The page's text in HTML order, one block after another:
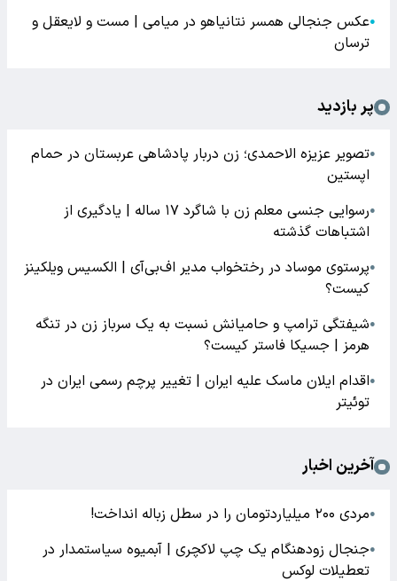
●عکس جنجالی همسر نتانیاهو در میامی | مست و لایعقل و
ترسان
پر بازدید
●تصویر عزیزه الاحمدی؛ زن دربار پادشاهی عربستان در حمام
اپستین
●
رسوایی جنسی معلم زن با شاگرد ۱۷ ساله | یادگیری از
اشتباهات گذشته
●پرستوی موساد در رختخواب مدیر اف‌بی‌آی | الکسیس ویلکینز
کیست؟
●شیفتگی ترامپ و حامیانش نسبت به یک سرباز زن در تنگه
هرمز | جسیکا فاستر کیست؟
●اقدام ایلان ماسک علیه ایران | تغییر پرچم رسمی ایران در
توئیتر
آخرین اخبار
●مردی ۲۰۰ میلیاردتومان را در سطل زباله انداخت!
●جنجال زودهنگام یک چپ لاکچری | آبمیوه سیاستمدار در
تعطیلات لوکس